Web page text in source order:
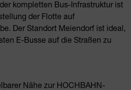
kompletten Bus-Infrastruktur ist
der Flotte auf
Der Standort Meiendorf ist ideal,
E-Busse auf die Straßen zu
Nähe zur HOCHBAHN-